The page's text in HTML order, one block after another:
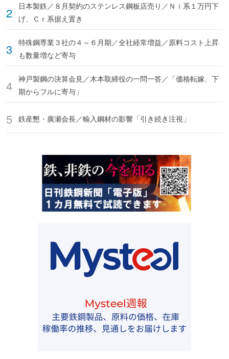
日本製鉄／８月契約のステンレス鋼板店売り／Ｎｉ系１万円下
げ、Ｃｒ系据え置き
特殊鋼専業３社の４～６月期／全社経常増益／原料コスト上昇
も数量増など寄与
神戸製鋼の決算会見／木本取締役の一問一答／「価格転嫁、下
期からフルに寄与」
鉄産懇・廣瀬会長／輸入鋼材の影響「引き続き注視」